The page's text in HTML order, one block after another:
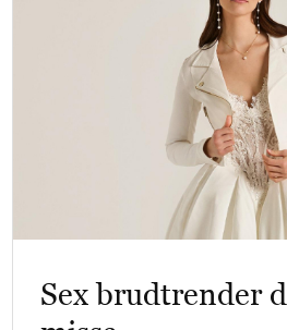
Sex brudtrender